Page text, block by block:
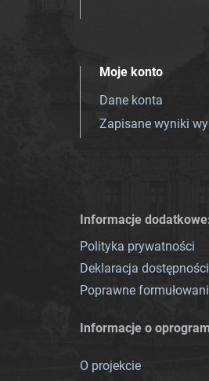
Moje konto
Dane konta
Zapisane wyniki
Informacje
Polityka prywatności
Deklaracja dostępności
Poprawne
Informacje o
O projekcie